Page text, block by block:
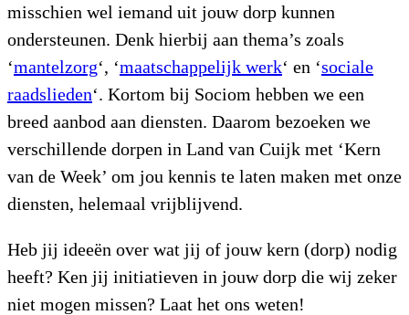
misschien wel iemand uit jouw dorp kunnen
ondersteunen. Denk hierbij aan thema’s zoals
‘mantelzorg‘, ‘maatschappelijk werk‘ en ‘sociale
raadslieden‘. Kortom bij Sociom hebben we een
breed aanbod aan diensten. Daarom bezoeken we
verschillende dorpen in Land van Cuijk met ‘Kern
van de Week’ om jou kennis te laten maken met onze
diensten, helemaal vrijblijvend.
Heb jij ideeën over wat jij of jouw kern (dorp) nodig
heeft? Ken jij initiatieven in jouw dorp die wij zeker
niet mogen missen? Laat het ons weten!